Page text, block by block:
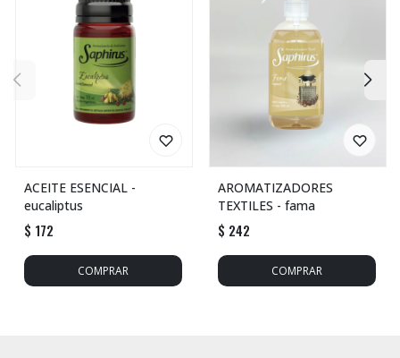
ACEITE ESENCIAL -
eucaliptus
$ 172
AROMATIZADORES
TEXTILES - fama
$ 242